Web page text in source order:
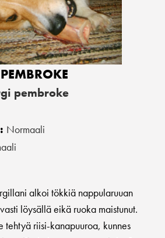
pembroke
Normaali
alkoi tökkiä nappularuuan
löysällä eikä ruoka maistunut.
tehtyä riisi-kanapuuroa, kunnes